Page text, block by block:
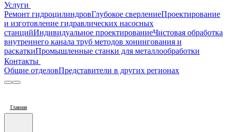
Услуги
Ремонт гидроцилиндровГлубокое сверлениеПроектирование
и изготовление гидравлических насосных
станцийИндивидуальное проектированиеЧистовая обработка
внутреннего канала труб методов хонингования и
раскаткиПромышленные станки для металлообработки
Контакты
Общие отделовПредставители в других регионах
Главная